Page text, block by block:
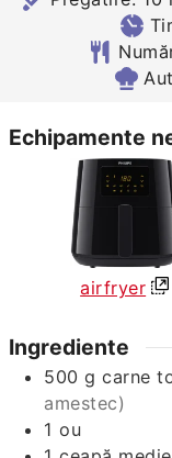
Echipamente
airfryer
Ingrediente
500 g carne
amestec)
1 ou